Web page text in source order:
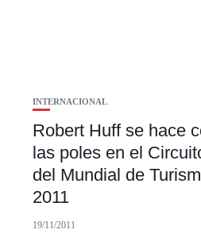
INTERNACIONAL
Robert Huff se hace
las poles en el
del Mundial de
2011
19/11/2011